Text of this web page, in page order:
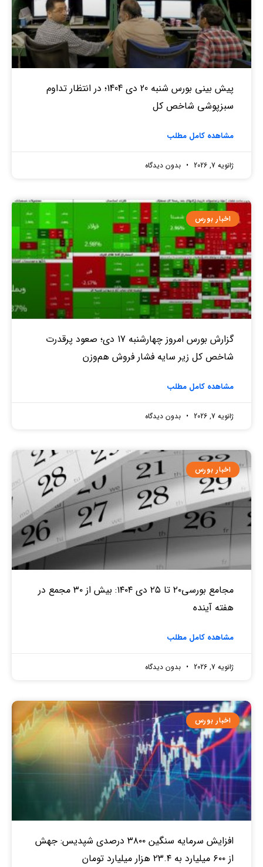
پیش بینی بورس شنبه 20 دی 1404؛ در انتظار تداوم
سبزپوشی شاخص کل
مشاهده کامل مطلب
ژانویه 7, 2026 بدون دیدگاه
اخبار بورس
گزارش بورس امروز چهارشنبه 17 دی؛ صعود پرقدرت
شاخص کل زیر سایه فشار فروش هم‌وزن
مشاهده کامل مطلب
ژانویه 7, 2026 بدون دیدگاه
اخبار بورس
مجامع بورسی۲۰ تا ۲۵ دی ۱۴۰۴: بیش از ۳۰ مجمع در
هفته آینده
مشاهده کامل مطلب
ژانویه 7, 2026 بدون دیدگاه
اخبار بورس
افزایش سرمایه سنگین ۳۸۰۰ درصدی شپدیس: جهش
از ۶۰۰ میلیارد به ۲۳.۴ هزار میلیارد تومان